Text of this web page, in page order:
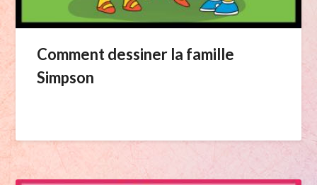
Comment dessiner la famille
Simpson